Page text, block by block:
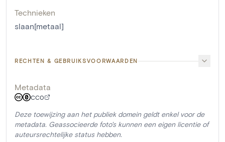
Technieken
slaan[metaal]
RECHTEN & GEBRUIKSVOORWAARDEN
Metadata
CC0
Deze toewijzing aan het publiek domein geldt enkel voor de
metadata. Geassocieerde foto's kunnen een eigen licentie of
auteursrechtelijke status hebben.